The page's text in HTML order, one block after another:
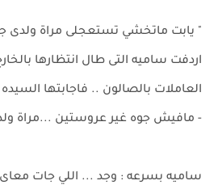
" يابت ماتخشي تستعجلى مراة ولدى
اردفت ساميه التى طال انتظارها
العاملات بالصالون .. فاجابتها السيده
- مافيش جوه غير عروستين ...مراة
ساميه بسرعه : وجد ... اللي جات